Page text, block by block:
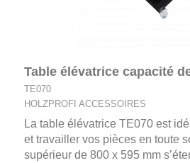
Table élévatrice capacité
TE070
HOLZPROFI ACCESSOIRES
La table élévatrice TE070 est
et travailler vos pièces en toute
supérieur de 800 x 595 mm